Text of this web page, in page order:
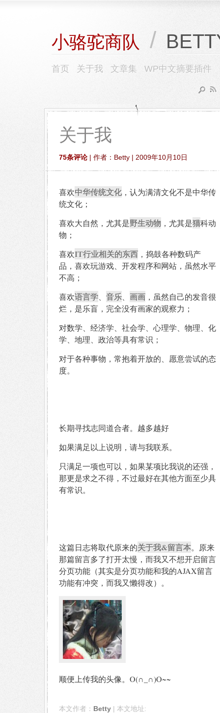
小骆驼商队 /
首页 关于我 文章集 WP中文摘要插件
关于我
75条评论 | 作者：Betty | 2009年10月10日
喜欢中华传统文化，认为满清文化不是中华传
统文化；
喜欢大自然，尤其是野生动物 ，尤其是猫科动
物；
喜欢IT行业相关的东西 ，捣鼓各种数码产
品，喜欢玩游戏、开发程序和网站，虽然水平
不高；
喜欢语言学 音乐 画画 ，虽然自己的发音很
烂，是乐盲，完全没有画家的观察力；
对数学、经济学、社会学、心理学、物理、化
学、地理、政治等具有常识；
对于各种事物，常抱着开放的、愿意尝试的态
度。
长期寻找志同道合者。越多越好
如果满足以上说明，请与我联系。
只满足一项也可以，如果某项比我说的还强，
那更是求之不得，不过最好在其他方面至少具
有常识。
这篇日志将取代原来的关于我&留言本。原来
那篇留言多了打开太慢，而我又不想开启留言
分页功能（其实是分页功能和我的AJAX留言
功能有冲突，而我又懒得改）。
顺便上传我的头像。O(∩_∩)O~~
本文作者： Betty | 本文地址: